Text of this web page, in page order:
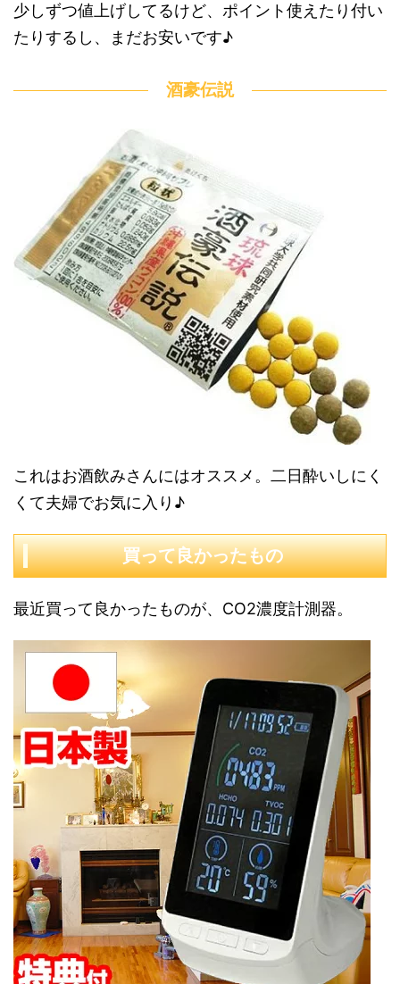
少しずつ値上げしてるけど、ポイント使えたり付い
たりするし、まだお安いです♪
酒豪伝説
これはお酒飲みさんにはオススメ。二日酔いしにく
くて夫婦でお気に入り♪
買って良かったもの
最近買って良かったものが、CO2濃度計測器。